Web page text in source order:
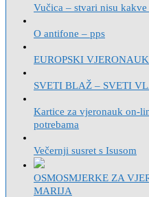
Vučica – stvari nisu
O antifone – pps
EUROPSKI
SVETI BLAŽ – SVETI
Kartice za vjeronauk on-
potrebama
Večernji susret s Isusom
OSMOSMJERKE ZA
MARIJA